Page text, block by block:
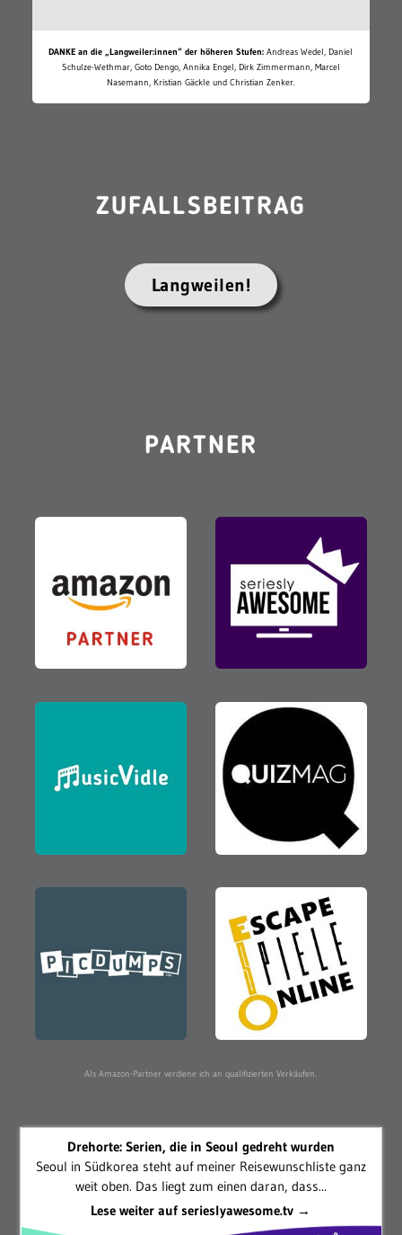
DANKE an die „Langweiler:innen“ der höheren Stufen: Andreas Wedel, Daniel
Schulze-Wethmar, Goto Dengo, Annika Engel, Dirk Zimmermann, Marcel
Nasemann, Kristian Gäckle und Christian Zenker.
ZUFALLSBEITRAG
Langweilen!
PARTNER
Als Amazon-Partner verdiene ich an qualifizierten Verkäufen.
Drehorte: Serien, die in Seoul gedreht wurden
Seoul in Südkorea steht auf meiner Reisewunschliste ganz
weit oben. Das liegt zum einen daran, dass...
Lese weiter auf serieslyawesome.tv →